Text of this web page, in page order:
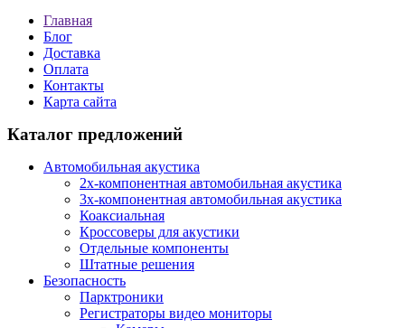
Главная
Блог
Доставка
Оплата
Контакты
Карта сайта
Каталог предложений
Автомобильная акустика
2х-компонентная автомобильная акустика
3х-компонентная автомобильная акустика
Коаксиальная
Кроссоверы для акустики
Отдельные компоненты
Штатные решения
Безопасность
Парктроники
Регистраторы видео мониторы